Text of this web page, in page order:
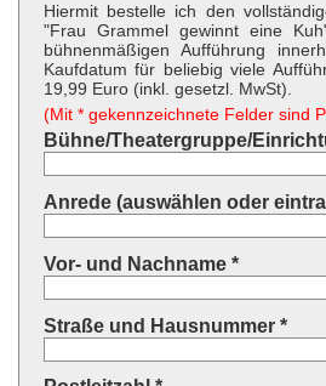
Hiermit bestelle ich den
"Frau Grammel gewinnt eine
bühnenmäßigen Aufführung
Kaufdatum für beliebig viele
19,99 Euro (inkl. gesetzl. MwSt).
(Mit * gekennzeichnete Felder sind
Bühne/Theatergruppe/
Anrede (auswählen oder
Vor- und Nachname *
Straße und Hausnummer *